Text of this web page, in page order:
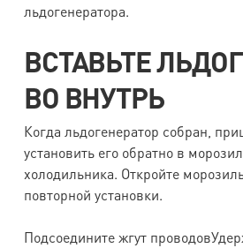
льдогенератора.
ВСТАВЬТЕ
ВО ВНУТРЬ
Когда льдогенератор собран,
установить его обратно в
холодильника. Откройте
повторной установки.
Подсоедините жгут